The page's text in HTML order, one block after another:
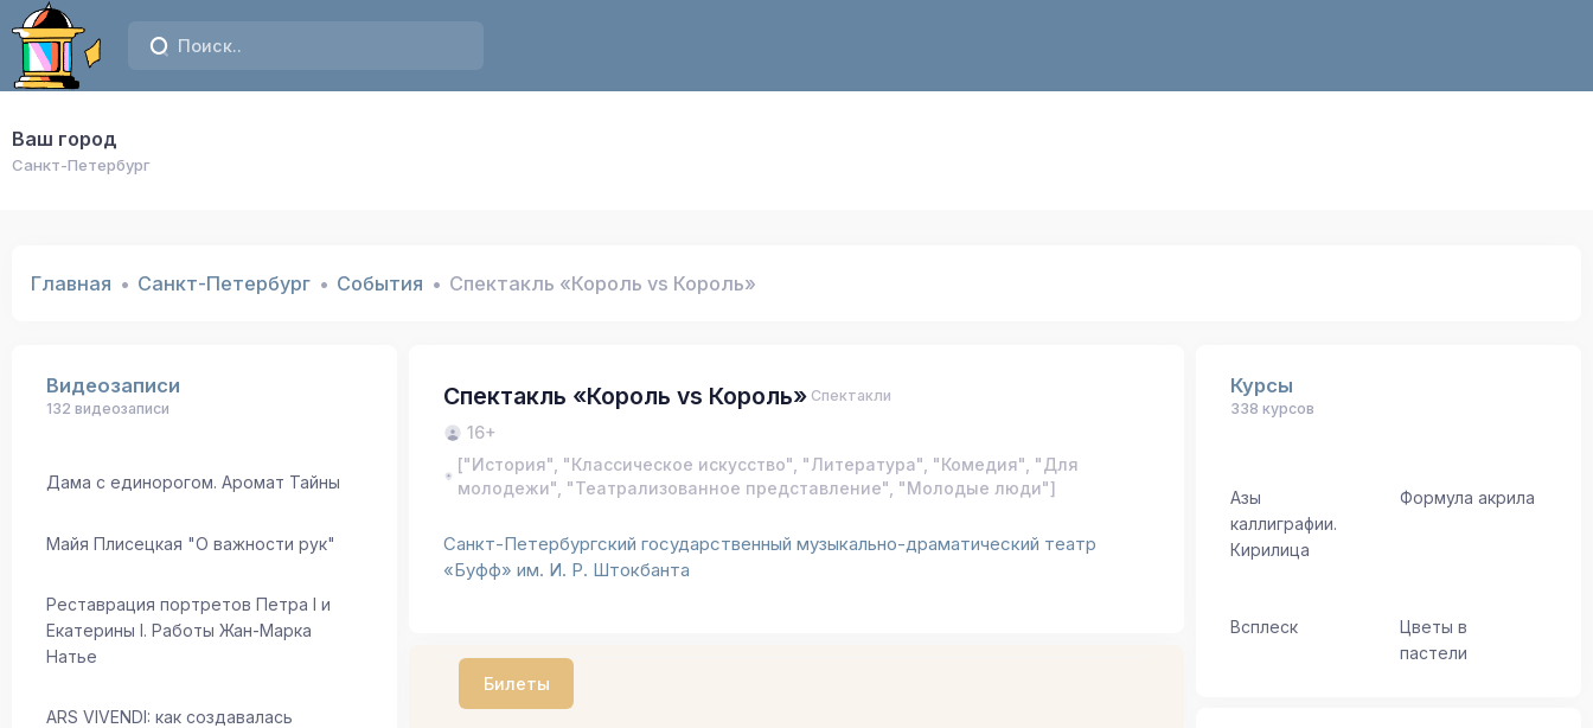
Ваш город
Санкт-Петербург
Главная Санкт-Петербург События Спектакль «Король vs Король»
Видеозаписи
132 видеозаписи
Дама с единорогом. Аромат Тайны
Майя Плисецкая "О важности рук"
Реставрация портретов Петра I и
Екатерины I. Работы Жан-Марка
Натье
ARS VIVENDI: как создавалась
Спектакль «Король vs Король» Спектакли
16+
["История", "Классическое искусство", "Литература", "Комедия", "Для
молодежи", "Театрализованное представление", "Молодые люди"]
Санкт-Петербургский государственный музыкально-драматический театр
«Буфф» им. И. Р. Штокбанта
Билеты
Курсы
338 курсов
Азы
каллиграфии.
Кирилица
Формула акрила
Всплеск
Цветы в
пастели